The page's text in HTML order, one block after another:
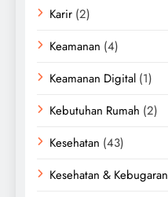
Karir (2)
Keamanan (4)
Keamanan Digital (1)
Kebutuhan Rumah (2)
Kesehatan (43)
Kesehatan & Kebugaran